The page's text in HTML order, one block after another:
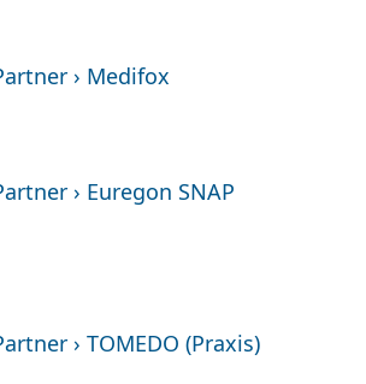
› Medifox
› Euregon SNAP
› TOMEDO (Praxis)